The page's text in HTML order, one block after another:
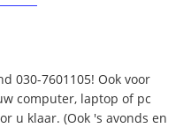
030-7601105! Ook voor
computer, laptop of pc
u klaar. (Ook 's avonds en